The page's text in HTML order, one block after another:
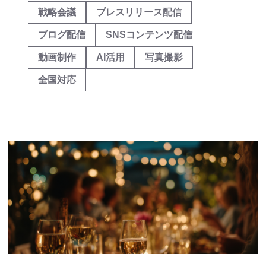
戦略会議 プレスリリース配信
ブログ配信 SNSコンテンツ配信
動画制作 AI活用 写真撮影
全国対応